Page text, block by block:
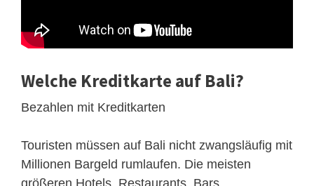
Welche Kreditkarte auf Bali?
Bezahlen mit Kreditkarten
Touristen müssen auf Bali nicht zwangsläufig mit
Millionen Bargeld rumlaufen. Die meisten
größeren Hotels, Restaurants, Bars,